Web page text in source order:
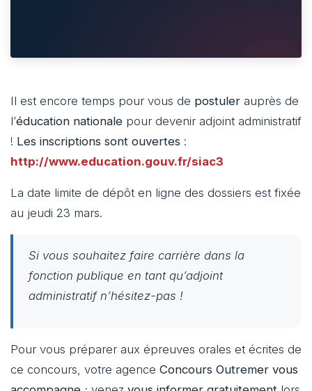
Il est encore temps pour vous de postuler auprès de
l’éducation nationale pour devenir adjoint administratif
! Les inscriptions sont ouvertes :
http://www.education.gouv.fr/siac3
La date limite de dépôt en ligne des dossiers est fixée
au jeudi 23 mars.
Si vous souhaitez faire carrière dans la
fonction publique en tant qu’adjoint
administratif n’hésitez-pas !
Pour vous préparer aux épreuves orales et écrites de
ce concours, votre agence Concours Outremer vous